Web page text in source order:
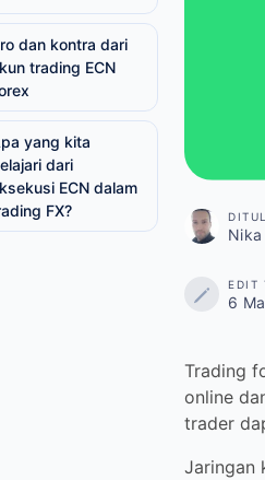
dan kontra dari
trading ECN
yang kita pelajari
eksekusi ECN
trading FX?
Nika
EDIT
6
Trading
setiap
Jaringan